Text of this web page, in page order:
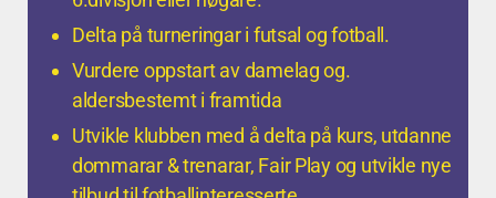
Delta på turneringar i futsal og fotball.
Vurdere oppstart av damelag og.
aldersbestemt i framtida
Utvikle klubben med å delta på kurs, utdanne
dommarar & trenarar, Fair Play og utvikle nye